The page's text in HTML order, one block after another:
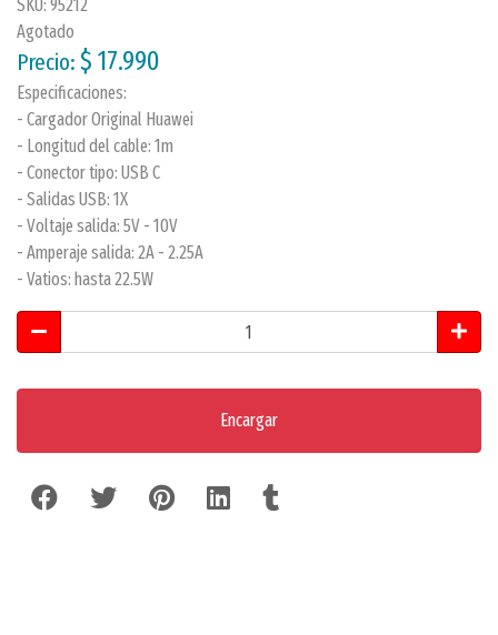
SKU: 95212
Agotado
Precio: $ 17.990
Especificaciones:
- Cargador Original Huawei
- Longitud del cable: 1m
- Conector tipo: USB C
- Salidas USB: 1X
- Voltaje salida: 5V - 10V
- Amperaje salida: 2A - 2.25A
- Vatios: hasta 22.5W
Encargar